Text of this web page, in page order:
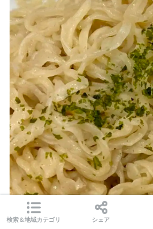
検索＆地域カテゴリ シェア